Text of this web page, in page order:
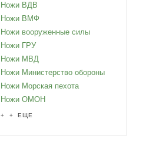
Ножи ВДВ
Ножи ВМФ
Ножи вооруженные силы
Ножи ГРУ
Ножи МВД
Ножи Министерство обороны
Ножи Морская пехота
Ножи ОМОН
+ + ЕЩЕ